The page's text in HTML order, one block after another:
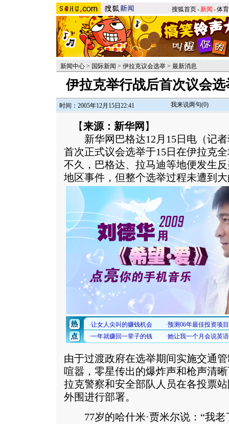
搜狐首页-新闻 -体育
新闻中心 > 国际新闻 > 伊拉克议会选举 > 最新消息
伊拉克举行战后首次议会
时间：2005年12月15日22:41 我来说两句(0)
【来源：新华网 】
新华网巴格达12月15日电（记
首次正式议会选举于15日在伊拉克
不久，巴格达、拉马迪等地便发生
地区事件，但整个选举过程未遭到
由于过渡政府在选举期间实施交通
喧嚣，零星传出的爆炸声和枪声清
拉克警察和安全部队人员在各投票
外围进行部署。
77岁的哈什米·贾米尔说：“我老